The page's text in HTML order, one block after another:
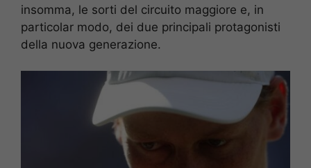
insomma, le sorti del circuito maggiore e, in
particolar modo, dei due principali protagonisti
della nuova generazione.